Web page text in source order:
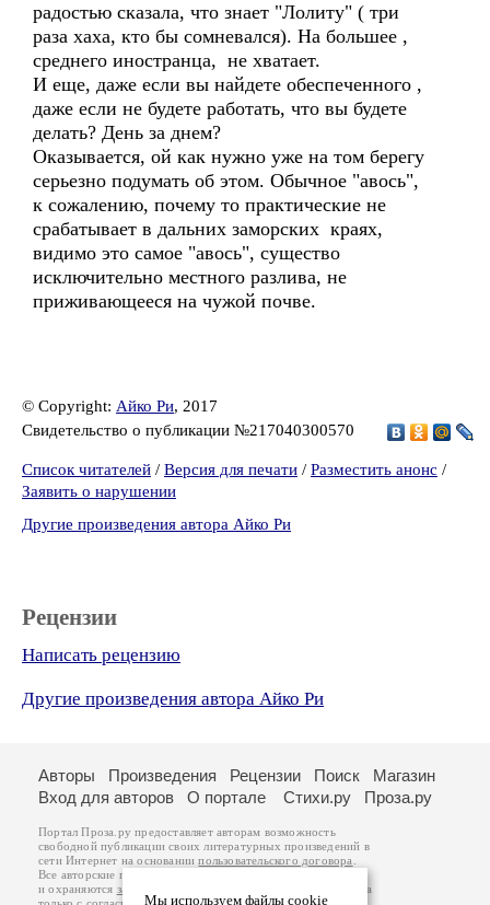
радостью сказала, что знает "Лолиту" ( три
раза хаха, кто бы сомневался). На большее ,
среднего иностранца, не хватает.
И еще, даже если вы найдете обеспеченного ,
даже если не будете работать, что вы будете
делать? День за днем?
Оказывается, ой как нужно уже на том берегу
серьезно подумать об этом. Обычное "авось",
к сожалению, почему то практические не
срабатывает в дальних заморских краях,
видимо это самое "авось", существо
исключительно местного разлива, не
приживающееся на чужой почве.
© Copyright: Айко Ри, 2017
Свидетельство о публикации №217040300570
Список читателей / Версия для печати / Разместить анонс /
Заявить о нарушении
Другие произведения автора Айко Ри
Рецензии
Написать рецензию
Другие произведения автора Айко Ри
Мы используем файлы cookie
Авторы Произведения Рецензии Поиск
Магазин
Вход для авторов
О портале Стихи.ру Проза.ру
Портал Проза.ру предоставляет авторам возможность
свободной публикации своих литературных произведений в
сети Интернет на основаниипользовательского договора
Все авторские права на произведения принадлежат авторам
и охраняются законом
. Перепечатка произведений возможна